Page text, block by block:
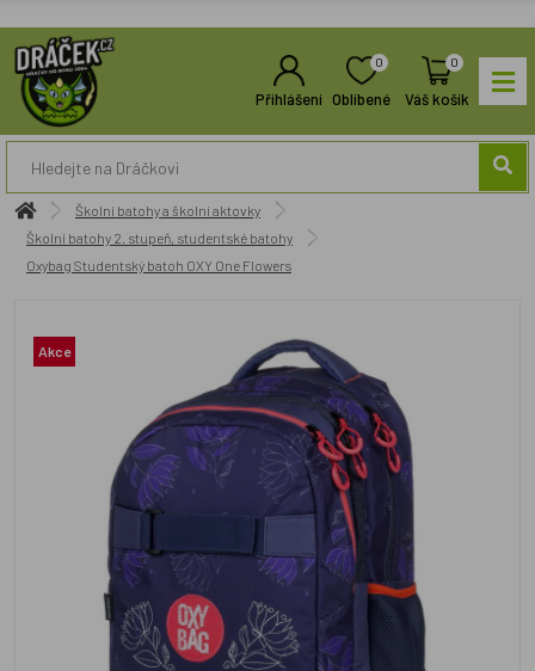
Přihlášení
0
Oblíbené
0
Váš košík
Školní batohy a školní aktovky
Školní batohy 2. stupeň, studentské batohy
Oxybag Studentský batoh OXY One Flowers
Akce